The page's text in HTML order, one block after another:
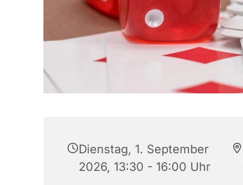
Dienstag, 1. September
2026, 13:30 - 16:00 Uhr